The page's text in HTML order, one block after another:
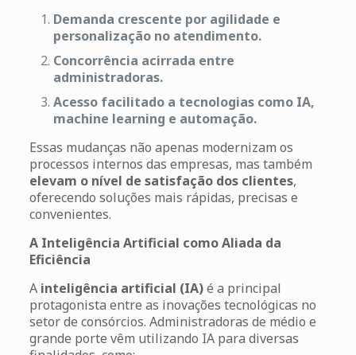
Demanda crescente por agilidade e
personalização no atendimento.
Concorrência acirrada entre
administradoras.
Acesso facilitado a tecnologias como IA,
machine learning e automação.
Essas mudanças não apenas modernizam os
processos internos das empresas, mas também
elevam o nível de satisfação dos clientes,
oferecendo soluções mais rápidas, precisas e
convenientes.
A Inteligência Artificial como Aliada da
Eficiência
A inteligência artificial (IA)é a principal
protagonista entre as inovações tecnológicas no
setor de consórcios. Administradoras de médio e
grande porte vêm utilizando IA para diversas